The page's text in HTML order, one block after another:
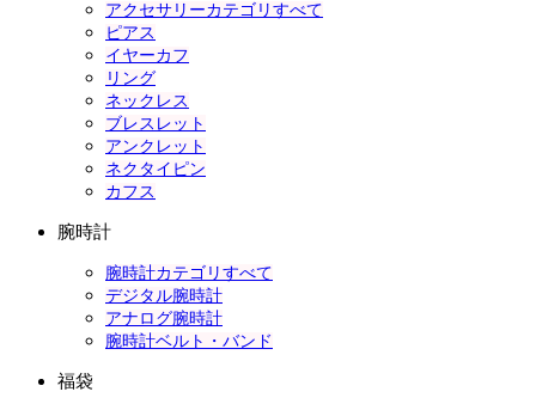
アクセサリーカテゴリすべて
ピアス
イヤーカフ
リング
ネックレス
ブレスレット
アンクレット
ネクタイピン
カフス
腕時計
腕時計カテゴリすべて
デジタル腕時計
アナログ腕時計
腕時計ベルト・バンド
福袋